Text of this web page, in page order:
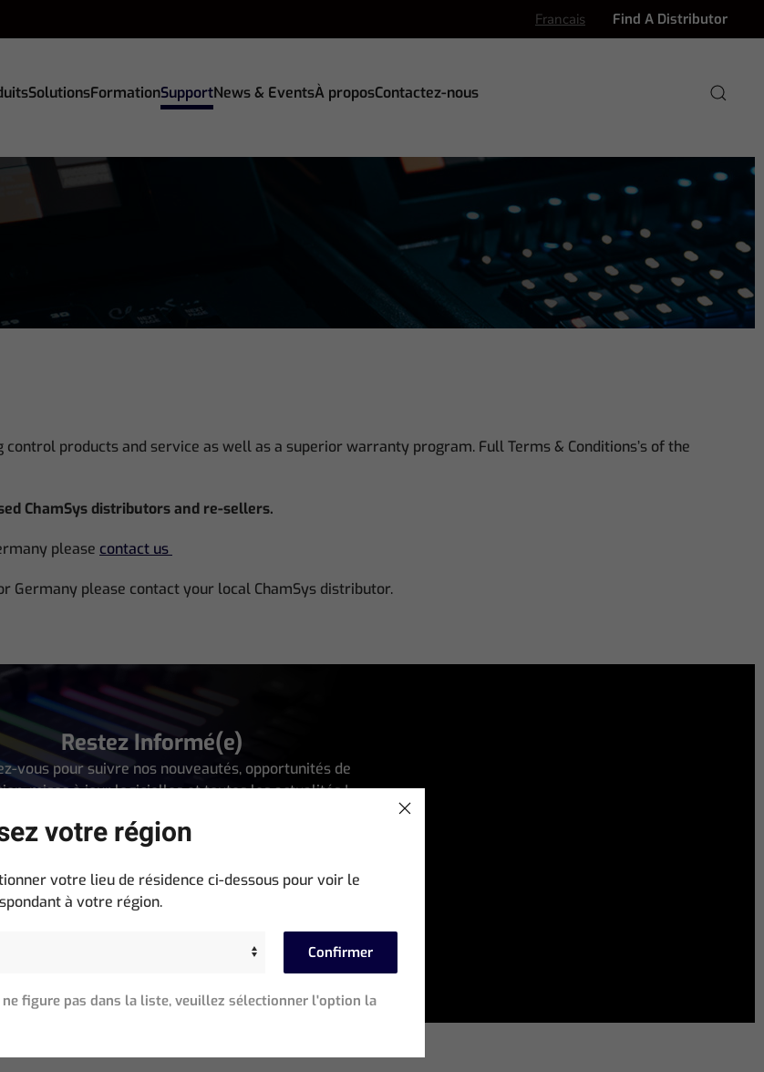
Francais Find A Distributor
SolutionsFormationSupportNews & EventsÀ proposContactez-nous
products and service as well as a superior warranty program. Full Terms & Conditions’s of the
ChamSys distributors and re-sellers.
please contact us
Germany please contact your local ChamSys distributor.
Restez Informé(e)
vous pour suivre nos nouveautés, opportunités de
mises à jour logicielles et toutes les actualités !
REJOIGNEZ NOTRE COMMUNAUTÉ
votre région
votre lieu de résidence ci-dessous pour voir le
à votre région.
Confirmer
figure pas dans la liste, veuillez sélectionner l'option la